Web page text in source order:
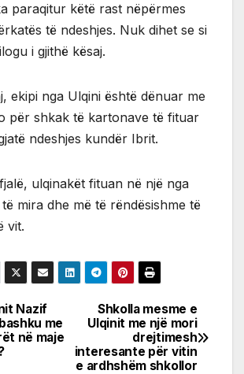
paraqitur këtë rast nëpërmes
të ndeshjes. Nuk dihet se si
i gjithë kësaj.
ekipi nga Ulqini është dënuar me
për shkak të kartonave të fituar
ndeshjes kundër Ibrit.
ulqinakët fituan në një nga
mira dhe më të rëndësishme të
vit.
Shkolla mesme e
Ulqinit me një mori
drejtimesh
interesante për vitin
e ardhshëm shkollor
Nazif
me
në maje